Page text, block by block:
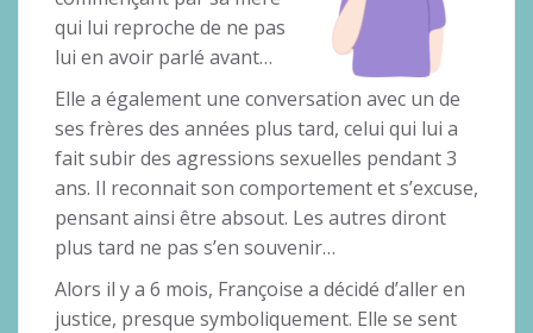
qui lui reproche de ne pas
lui en avoir parlé avant…
Elle a également une conversation avec un de
ses frères des années plus tard, celui qui lui a
fait subir des agressions sexuelles pendant 3
ans. Il reconnait son comportement et s’excuse,
pensant ainsi être absout. Les autres diront
plus tard ne pas s’en souvenir…
Alors il y a 6 mois, Françoise a décidé d’aller en
justice, presque symboliquement. Elle se sent